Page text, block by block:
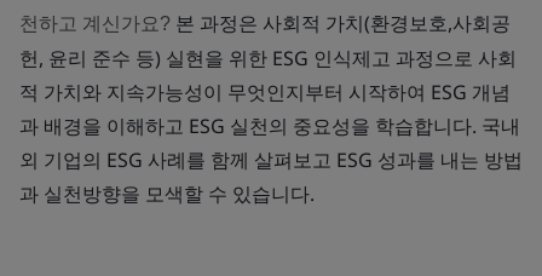
천하고 계신가요? 본 과정은 사회적 가치(환경보호,사회공
헌, 윤리 준수 등) 실현을 위한 ESG 인식제고 과정으로 사회
적 가치와 지속가능성이 무엇인지부터 시작하여 ESG 개념
과 배경을 이해하고 ESG 실천의 중요성을 학습합니다. 국내
외 기업의 ESG 사례를 함께 살펴보고 ESG 성과를 내는 방법
과 실천방향을 모색할 수 있습니다.